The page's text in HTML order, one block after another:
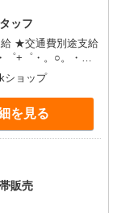
ッフ
★交通費別途支給
を紹介
2回払
・。○。・゜
ショップ
を見る
販売